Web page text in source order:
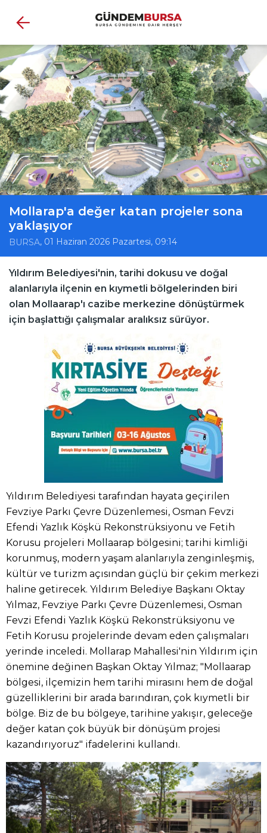
Mollarap'a değer katan projeler sona
yaklaşıyor
BURSA, 01 Haziran 2026 Pazartesi, 09:14
Yıldırım Belediyesi'nin, tarihi dokusu ve doğal
alanlarıyla ilçenin en kıymetli bölgelerinden biri
olan Mollaarap'ı cazibe merkezine dönüştürmek
için başlattığı çalışmalar aralıksız sürüyor.
Yıldırım Belediyesi tarafından hayata geçirilen
Fevziye Parkı Çevre Düzenlemesi, Osman Fevzi
Efendi Yazlık Köşkü Rekonstrüksiyonu ve Fetih
Korusu projeleri Mollaarap bölgesini; tarihi kimliği
korunmuş, modern yaşam alanlarıyla zenginleşmiş,
kültür ve turizm açısından güçlü bir çekim merkezi
haline getirecek. Yıldırım Belediye Başkanı Oktay
Yılmaz, Fevziye Parkı Çevre Düzenlemesi, Osman
Fevzi Efendi Yazlık Köşkü Rekonstrüksiyonu ve
Fetih Korusu projelerinde devam eden çalışmaları
yerinde inceledi. Mollarap Mahallesi'nin Yıldırım için
önemine değinen Başkan Oktay Yılmaz; "Mollaarap
bölgesi, ilçemizin hem tarihi mirasını hem de doğal
güzelliklerini bir arada barındıran, çok kıymetli bir
bölge. Biz de bu bölgeye, tarihine yakışır, geleceğe
değer katan çok büyük bir dönüşüm projesi
kazandırıyoruz" ifadelerini kullandı.